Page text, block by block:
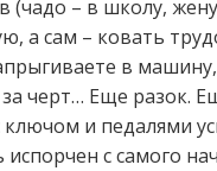
(чадо – в школу,
а сам – ковать
в
черт… Еще разок.
и педалями
испорчен с самого